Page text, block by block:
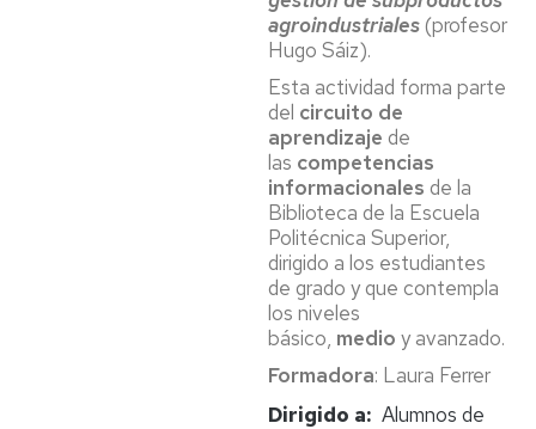
agroindustriales(profesor
Hugo Sáiz).
Esta actividad forma parte
del circuito de
aprendizaje de
las competencias
informacionales de la
Biblioteca de la Escuela
Politécnica Superior,
dirigido a los estudiantes
de grado y que contempla
los niveles
básico, medio y avanzado.
Formadora: Laura Ferrer
Dirigido a
Alumnos de